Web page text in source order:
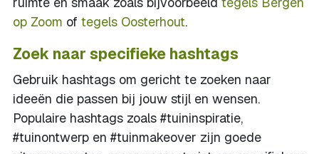
op Zoom of tegels Oosterhout.
Zoek naar specifieke hashtags
Gebruik hashtags om gericht te zoeken naar
ideeën die passen bij jouw stijl en wensen.
Populaire hashtags zoals #tuininspiratie,
#tuinontwerp en #tuinmakeover zijn goede